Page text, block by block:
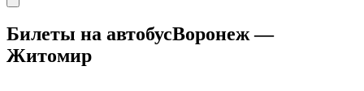
Билеты на автобусВоронеж —
Житомир